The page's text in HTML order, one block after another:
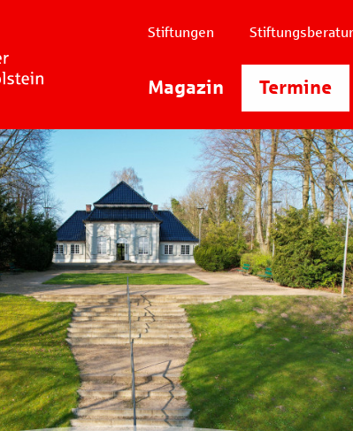
Magazin Termine
Stiftungen